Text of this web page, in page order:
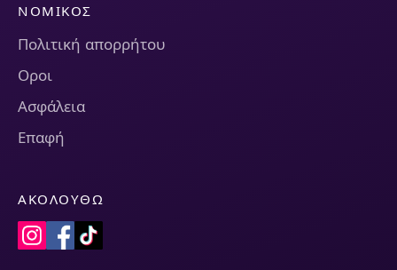
ΝΟΜΙΚΌΣ
Πολιτική απορρήτου
Οροι
Ασφάλεια
Επαφή
ΑΚΟΛΟΥΘΏ